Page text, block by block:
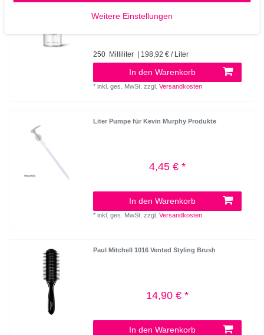
250 Milliliter | 198,92 € / Liter
In den Warenkorb
*inkl. ges. MwSt. zzgl.Versandkosten
Liter Pumpe für Kevin Murphy Produkte
4,45 € *
In den Warenkorb
*inkl. ges. MwSt. zzgl.Versandkosten
Paul Mitchell 1016 Vented Styling Brush
14,90 € *
In den Warenkorb
Weitere Einstellungen